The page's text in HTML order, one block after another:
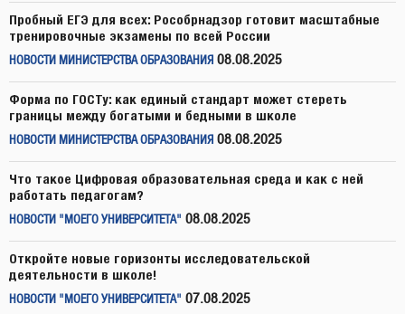
Пробный ЕГЭ для всех: Рособрнадзор готовит масштабные
тренировочные экзамены по всей России
НОВОСТИ МИНИСТЕРСТВА ОБРАЗОВАНИЯ 08.08.2025
Форма по ГОСТу: как единый стандарт может стереть
границы между богатыми и бедными в школе
НОВОСТИ МИНИСТЕРСТВА ОБРАЗОВАНИЯ 08.08.2025
Что такое Цифровая образовательная среда и как с ней
работать педагогам?
НОВОСТИ "МОЕГО УНИВЕРСИТЕТА" 08.08.2025
Откройте новые горизонты исследовательской
деятельности в школе!
НОВОСТИ "МОЕГО УНИВЕРСИТЕТА" 07.08.2025